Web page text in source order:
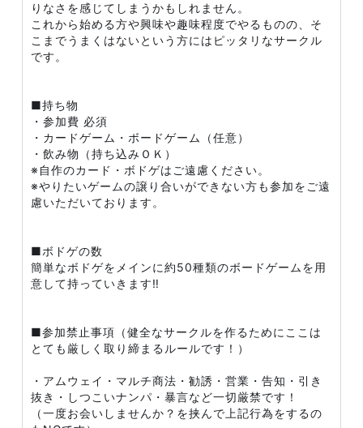
りなさを感じてしまうかもしれません。
これから始める方や興味や趣味程度でやるものの、そ
こまでうまくはないという方にはピッタリなサークル
です。
■持ち物
・参加費 必須
・カードゲーム・ボードゲーム（任意）
・飲み物（持ち込みＯＫ）
※自作のカード・ボドゲはご遠慮ください。
※やりたいゲームの譲り合いができない方も参加をご遠
慮いただいております。
■ボドゲの数
簡単なボドゲをメインに約50種類のボードゲームを用
意して持っていきます‼️
■参加禁止事項（健全なサークルを作るためにここは
とても厳しく取り締まるルールです！）
・アムウェイ・マルチ商法・勧誘・営業・告知・引き
抜き・しつこいナンパ・暴言など一切厳禁です！
（一度お会いしませんか？を挟んで上記行為をするの